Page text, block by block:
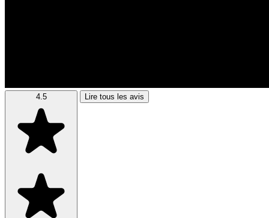
4.5 Lire tous les avis